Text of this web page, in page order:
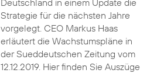
Deutschland in einem Update die
Strategie für die nächsten Jahre
vorgelegt. CEO Markus Haas
erläutert die Wachstumspläne in
der Sueddeutschen Zeitung vom
12.12.2019. Hier finden Sie Auszüge